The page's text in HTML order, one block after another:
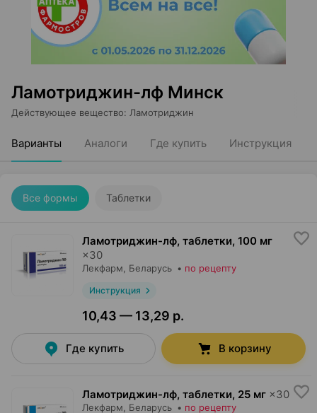
Ламотриджин-лф Минск
Действующее вещество: Ламотриджин
Варианты Аналоги Где купить Инструкция
Все формы Таблетки
Ламотриджин-лф, таблетки, 100 мг
×30
Лекфарм , Беларусь • по рецепту
Инструкция
10,43 — 13,29 р.
Где купить В корзину
Ламотриджин-лф, таблетки, 25 мг ×30
Лекфарм , Беларусь • по рецепту